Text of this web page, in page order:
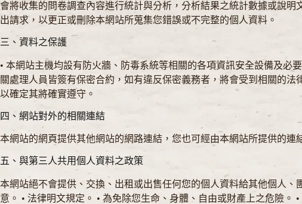
會將收集的問卷調查內容進行統計與分析，分析結果之統計數據或說
出請求，以更正或刪除本網站所蒐集您錯誤或不完整的個人資料。
三、資料之保護
• 本網站主機均設有防火牆、防毒系統等相關的各項資訊安全設備及
關處理人員皆簽有保密合約，如有違反保密義務者，將會受到相關的
以確定其將確實遵守。
四、網站對外的相關連結
本網站的網頁提供其他網站的網路連結，您也可經由本網站所提供的
五、與第三人共用個人資料之政策
本網站絕不會提供、交換、出租或出售任何您的個人資料給其他個人
意。 • 法律明文規定。 • 為免除您生命、身體、自由或財產上之危險